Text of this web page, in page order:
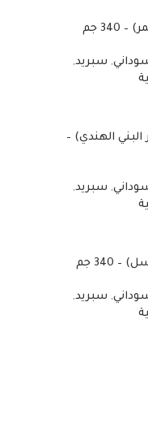
جم
, سبريد,
الهندي) –
, سبريد,
340 جم
, سبريد,